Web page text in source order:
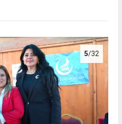
5/32